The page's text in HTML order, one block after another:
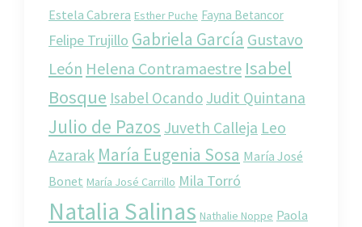
Estela Cabrera Esther Puche Fayna Betancor
Felipe Trujillo Gabriela García Gustavo
León Helena Contramaestre Isabel
Bosque Isabel Ocando Judit Quintana
Julio de Pazos Juveth Calleja Leo
Azarak María Eugenia Sosa María José
Bonet María José Carrillo Mila Torró
Natalia Salinas Nathalie Noppe Paola